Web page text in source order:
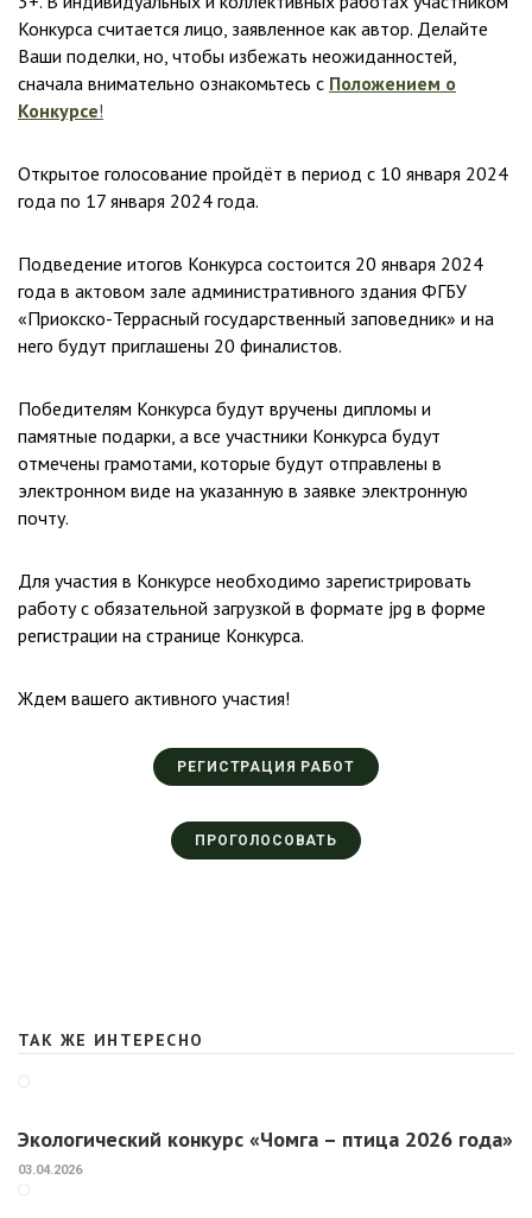
Конкурса считается лицо, заявленное как автор. Делайте
Ваши поделки, но, чтобы избежать неожиданностей,
сначала внимательно ознакомьтесь с Положением о
Конкурсе!
Открытое голосование пройдёт в период с 10 января 2024
года по 17 января 2024 года.
Подведение итогов Конкурса состоится 20 января 2024
года в актовом зале административного здания ФГБУ
«Приокско-Террасный государственный заповедник» и на
него будут приглашены 20 финалистов.
Победителям Конкурса будут вручены дипломы и
памятные подарки, а все участники Конкурса будут
отмечены грамотами, которые будут отправлены в
электронном виде на указанную в заявке электронную
почту.
Для участия в Конкурсе необходимо зарегистрировать
работу с обязательной загрузкой в формате jpg в форме
регистрации на странице Конкурса.
Ждем вашего активного участия!
РЕГИСТРАЦИЯ РАБОТ
ПРОГОЛОСОВАТЬ
ТАК ЖЕ ИНТЕРЕСНО
Экологический конкурс «Чомга – птица 2026 года»
03.04.2026